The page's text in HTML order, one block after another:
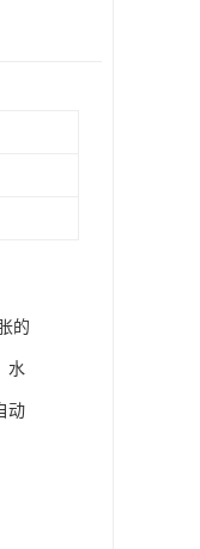
的
水
动